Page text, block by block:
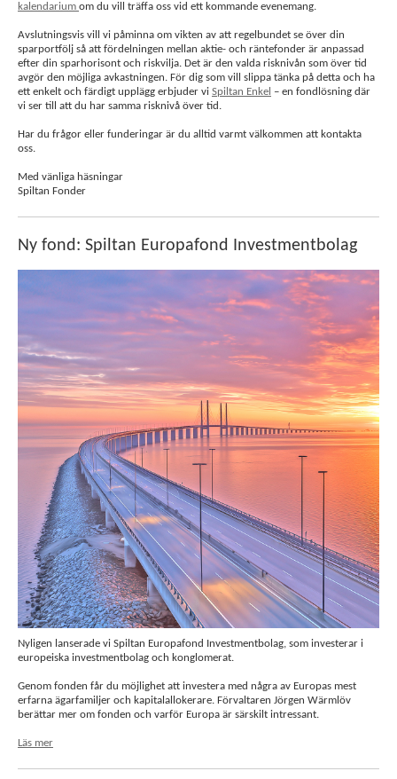
kalendarium om du vill träffa oss vid ett kommande evenemang.
Avslutningsvis vill vi påminna om vikten av att regelbundet se över din
sparportfölj så att fördelningen mellan aktie- och räntefonder är anpassad
efter din sparhorisont och riskvilja. Det är den valda risknivån som över tid
avgör den möjliga avkastningen. För dig som vill slippa tänka på detta och ha
ett enkelt och färdigt upplägg erbjuder vi Spiltan Enkel – en fondlösning där
vi ser till att du har samma risknivå över tid.
Har du frågor eller funderingar är du alltid varmt välkommen att kontakta
oss.
Med vänliga häsningar
Spiltan Fonder
Ny fond: Spiltan Europafond Investmentbolag
Nyligen lanserade vi Spiltan Europafond Investmentbolag, som investerar i
europeiska investmentbolag och konglomerat.
Genom fonden får du möjlighet att investera med några av Europas mest
erfarna ägarfamiljer och kapitalallokerare. Förvaltaren Jörgen Wärmlöv
berättar mer om fonden och varför Europa är särskilt intressant.
Läs mer